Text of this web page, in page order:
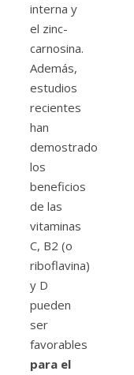
interna y
el zinc-
carnosina.
Además,
estudios
recientes
han
demostrado
los
beneficios
de las
vitaminas
C, B2 (o
riboflavina)
y D
pueden
ser
favorables
para el